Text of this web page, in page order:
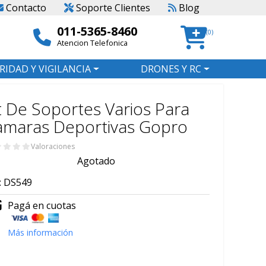
Contacto Soporte Clientes Blog
011-5365-8460
Atencion Telefonica
(0)
Y VIGILANCIA DRONES Y RC
De Soportes Varios Para
Deportivas Gopro
Valoraciones
Agotado
DS549
Pagá en cuotas
Más información